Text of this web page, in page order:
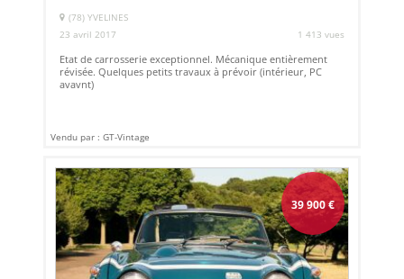
(78) YVELINES
23 avril 2017
1 413 vues
Etat de carrosserie exceptionnel. Mécanique entièrement
révisée. Quelques petits travaux à prévoir (intérieur, PC
avavnt)
Vendu par : GT-Vintage
39 900€